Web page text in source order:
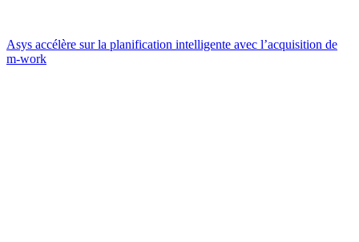
Asys accélère sur la planification intelligente avec l’acquisition de
m-work